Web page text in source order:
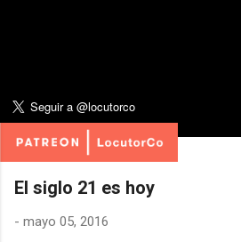
El siglo 21 es hoy
- mayo 05, 2016